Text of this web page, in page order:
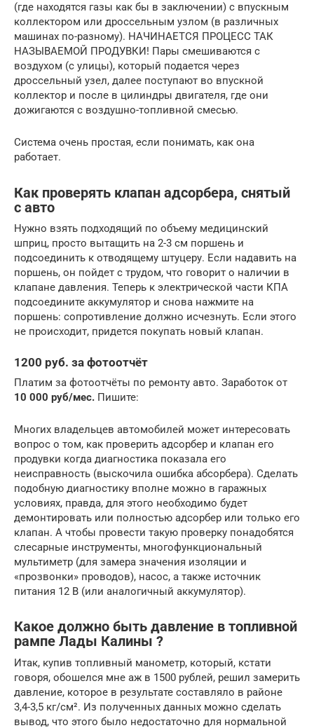
(где находятся газы как бы в заключении) с впускным
коллектором или дроссельным узлом (в различных
машинах по-разному). НАЧИНАЕТСЯ ПРОЦЕСС ТАК
НАЗЫВАЕМОЙ ПРОДУВКИ! Пары смешиваются с
воздухом (с улицы), который подается через
дроссельный узел, далее поступают во впускной
коллектор и после в цилиндры двигателя, где они
дожигаются с воздушно-топливной смесью.
Система очень простая, если понимать, как она
работает.
Как проверять клапан адсорбера, снятый
с авто
Нужно взять подходящий по объему медицинский
шприц, просто вытащить на 2-3 см поршень и
подсоединить к отводящему штуцеру. Если надавить на
поршень, он пойдет с трудом, что говорит о наличии в
клапане давления. Теперь к электрической части КПА
подсоедините аккумулятор и снова нажмите на
поршень: сопротивление должно исчезнуть. Если этого
не происходит, придется покупать новый клапан.
1200 руб. за фотоотчёт
Платим за фотоотчёты по ремонту авто. Заработок от
10 000 руб/мес. Пишите:
Многих владельцев автомобилей может интересовать
вопрос о том, как проверить адсорбер и клапан его
продувки когда диагностика показала его
неисправность (выскочила ошибка абсорбера). Сделать
подобную диагностику вполне можно в гаражных
условиях, правда, для этого необходимо будет
демонтировать или полностью адсорбер или только его
клапан. А чтобы провести такую проверку понадобятся
слесарные инструменты, многофункциональный
мультиметр (для замера значения изоляции и
«прозвонки» проводов), насос, а также источник
питания 12 В (или аналогичный аккумулятор).
Какое должно быть давление в топливной
рампе Лады Калины ?
Итак, купив топливный манометр, который, кстати
говоря, обошелся мне аж в 1500 рублей, решил замерить
давление, которое в результате составляло в районе
3,4-3,5 кг/см². Из полученных данных можно сделать
вывод, что этого было недостаточно для нормальной